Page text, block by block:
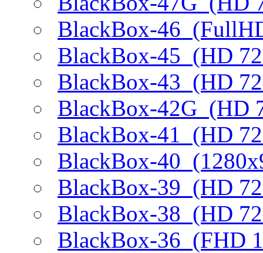
BlackBox-46
BlackBox-45 (HD
BlackBox-43 (HD
BlackBox-42G (HD
BlackBox-41 (HD
BlackBox-40
BlackBox-39 (HD
BlackBox-38 (HD
BlackBox-36 (FHD